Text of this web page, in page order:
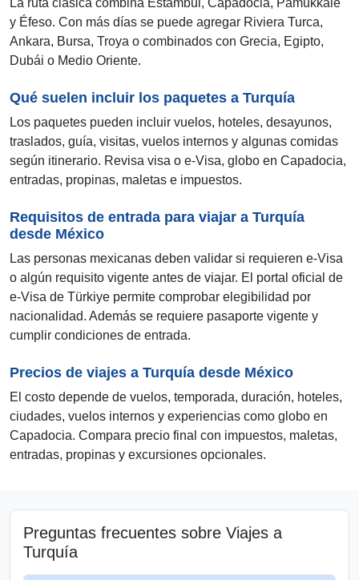
La ruta clásica combina Estambul, Capadocia, Pamukkale
y Éfeso. Con más días se puede agregar Riviera Turca,
Ankara, Bursa, Troya o combinados con Grecia, Egipto,
Dubái o Medio Oriente.
Qué suelen incluir los paquetes a Turquía
Los paquetes pueden incluir vuelos, hoteles, desayunos,
traslados, guía, visitas, vuelos internos y algunas comidas
según itinerario. Revisa visa o e-Visa, globo en Capadocia,
entradas, propinas, maletas e impuestos.
Requisitos de entrada para viajar a Turquía
desde México
Las personas mexicanas deben validar si requieren e-Visa
o algún requisito vigente antes de viajar. El portal oficial de
e-Visa de Türkiye permite comprobar elegibilidad por
nacionalidad. Además se requiere pasaporte vigente y
cumplir condiciones de entrada.
Precios de viajes a Turquía desde México
El costo depende de vuelos, temporada, duración, hoteles,
ciudades, vuelos internos y experiencias como globo en
Capadocia. Compara precio final con impuestos, maletas,
entradas, propinas y excursiones opcionales.
Preguntas frecuentes sobre Viajes a
Turquía